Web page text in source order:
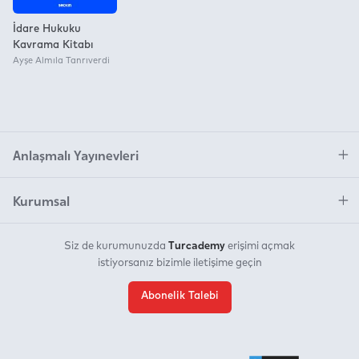
İdare Hukuku
Kavrama Kitabı
Ayşe Almıla Tanrıverdi
Anlaşmalı Yayınevleri
Kurumsal
Siz de kurumunuzda Turcademy erişimi açmak
istiyorsanız bizimle iletişime geçin
Abonelik Talebi